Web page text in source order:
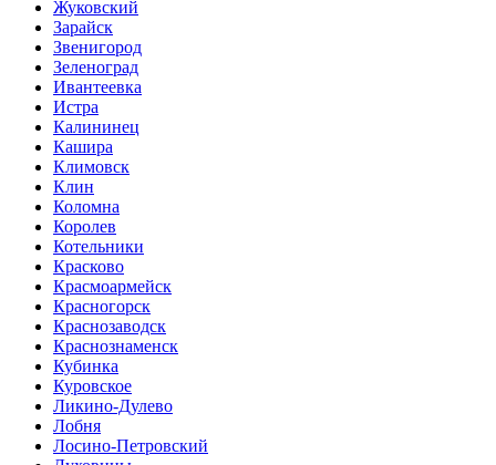
Жуковский
Зарайск
Звенигород
Зеленоград
Ивантеевка
Истра
Калининец
Кашира
Климовск
Клин
Коломна
Королев
Котельники
Красково
Красмоармейск
Красногорск
Краснозаводск
Краснознаменск
Кубинка
Куровское
Ликино-Дулево
Лобня
Лосино-Петровский